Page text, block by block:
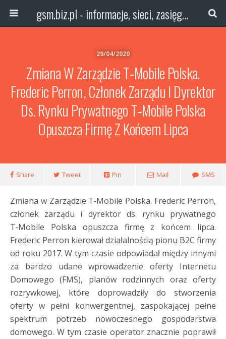
gsm.biz.pl - informacje, sieci, zasięg technologie
29/04/2020
Zmiana W Zarządzie T‑Mobile Polska.
Frederic Perron, Członek Zarządu I Dyrektor
Ds. Rynku Prywatnego T‑Mobile Polska
Opuszcza Firmę Z Końcem Lipca
Share Tweet Pin Mail SMS
Zmiana w Zarządzie T‑Mobile Polska. Frederic Perron,
członek zarządu i dyrektor ds. rynku prywatnego
T‑Mobile Polska opuszcza firmę z końcem lipca.
Frederic Perron kierował działalnością pionu B2C firmy
od roku 2017. W tym czasie odpowiadał między innymi
za bardzo udane wprowadzenie oferty Internetu
Domowego (FMS), planów rodzinnych oraz oferty
rozrywkowej, które doprowadziły do stworzenia
oferty w pełni konwergentnej, zaspokającej pełne
spektrum potrzeb nowoczesnego gospodarstwa
domowego. W tym czasie operator znacznie poprawił